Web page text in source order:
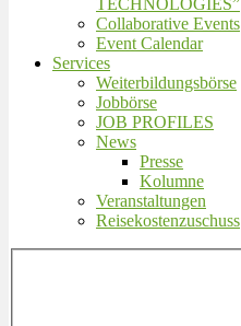
TECHNOLOGIES”
Collaborative Events
Event Calendar
Services
Weiterbildungsbörse
Jobbörse
JOB PROFILES
News
Presse
Kolumne
Veranstaltungen
Reisekostenzuschuss